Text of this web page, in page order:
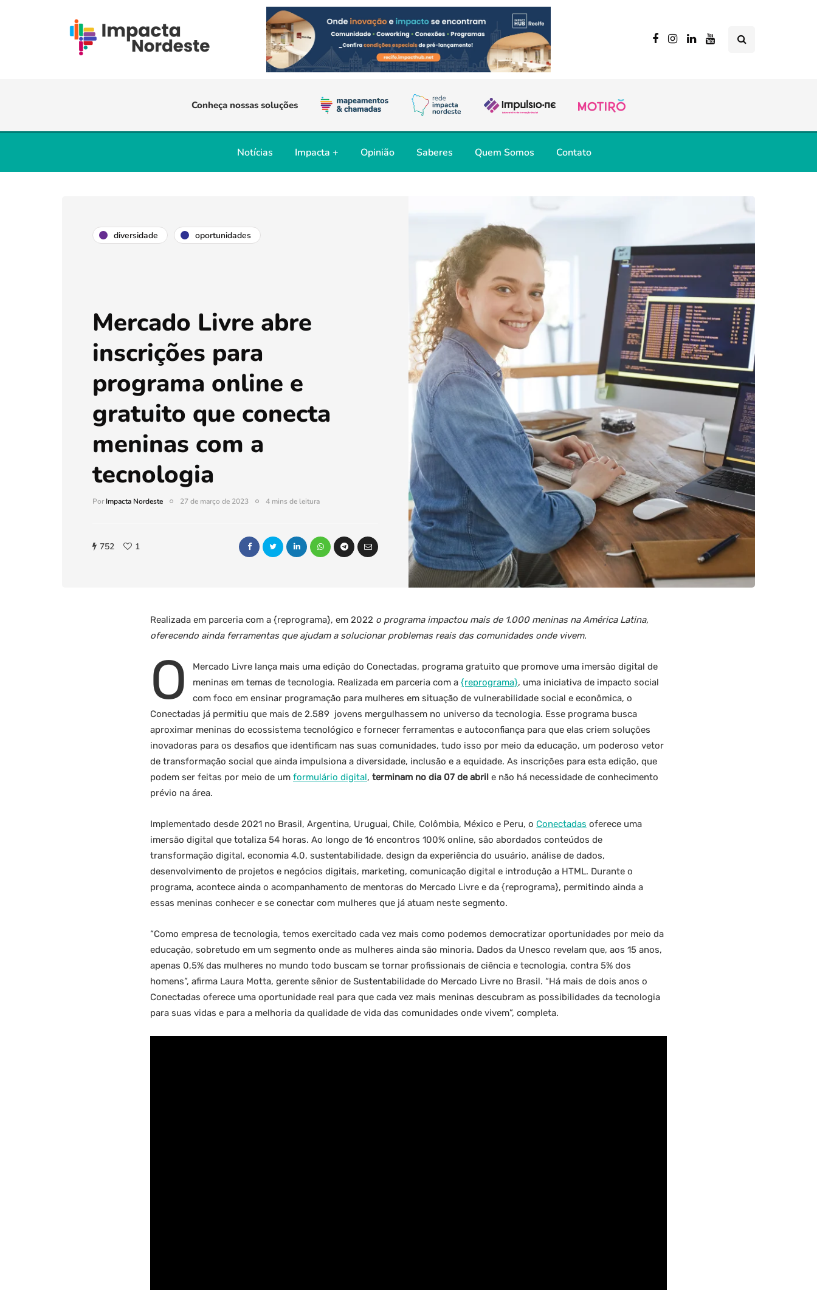
Conheça nossas soluções
Notícias Impacta + Opinião Saberes Quem Somos Contato
diversidade oportunidades
Mercado Livre abre
inscrições para
programa online e
gratuito que conecta
meninas com a
tecnologia
PorImpacta Nordeste 27 de março de 2023 4 mins de leitura
752 1
Realizada em parceria com a {reprograma}, em 2022 o programa impactou mais de 1.000 meninas na América Latina,
oferecendo ainda ferramentas que ajudam a solucionar problemas reais das comunidades onde vivem.
O
Mercado Livre lança mais uma edição do Conectadas, programa gratuito que promove uma imersão digital de
meninas em temas de tecnologia. Realizada em parceria com a {reprograma}, uma iniciativa de impacto social
com foco em ensinar programação para mulheres em situação de vulnerabilidade social e econômica, o
Conectadas já permitiu que mais de 2.589 jovens mergulhassem no universo da tecnologia. Esse programa busca
aproximar meninas do ecossistema tecnológico e fornecer ferramentas e autoconfiança para que elas criem soluções
inovadoras para os desafios que identificam nas suas comunidades, tudo isso por meio da educação, um poderoso vetor
de transformação social que ainda impulsiona a diversidade, inclusão e a equidade. As inscrições para esta edição, que
podem ser feitas por meio de um formulário digital, terminam no dia 07 de abril e não há necessidade de conhecimento
prévio na área.
Implementado desde 2021 no Brasil, Argentina, Uruguai, Chile, Colômbia, México e Peru, o Conectadas oferece uma
imersão digital que totaliza 54 horas. Ao longo de 16 encontros 100% online, são abordados conteúdos de
transformação digital, economia 4.0, sustentabilidade, design da experiência do usuário, análise de dados,
desenvolvimento de projetos e negócios digitais, marketing, comunicação digital e introdução a HTML. Durante o
programa, acontece ainda o acompanhamento de mentoras do Mercado Livre e da {reprograma}, permitindo ainda a
essas meninas conhecer e se conectar com mulheres que já atuam neste segmento.
“Como empresa de tecnologia, temos exercitado cada vez mais como podemos democratizar oportunidades por meio da
educação, sobretudo em um segmento onde as mulheres ainda são minoria. Dados da Unesco revelam que, aos 15 anos,
apenas 0,5% das mulheres no mundo todo buscam se tornar profissionais de ciência e tecnologia, contra 5% dos
homens”, afirma Laura Motta, gerente sênior de Sustentabilidade do Mercado Livre no Brasil. “Há mais de dois anos o
Conectadas oferece uma oportunidade real para que cada vez mais meninas descubram as possibilidades da tecnologia
para suas vidas e para a melhoria da qualidade de vida das comunidades onde vivem”, completa.